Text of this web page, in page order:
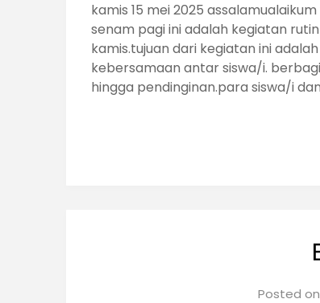
kamis 15 mei 2025
senam pagi ini adalah kegiatan
kamis.tujuan dari kegiatan ini
kebersamaan antar siswa/i.
hingga pendinginan.para siswa/i
Posted on